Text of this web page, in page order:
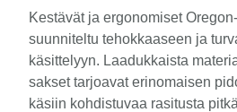
Kestävät ja ergonomiset
suunniteltu tehokkaaseen ja
käsittelyyn. Laadukkaista
sakset tarjoavat erinomaisen
käsiin kohdistuvaa rasitusta